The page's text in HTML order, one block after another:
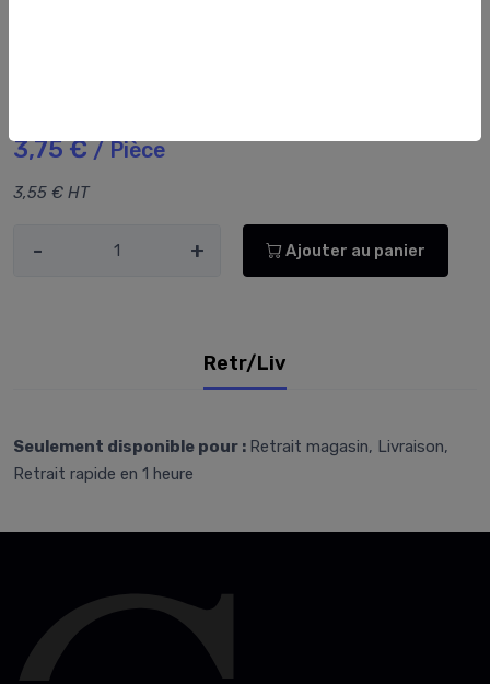
3,75 €/ Pièce
3,55 € HT
- + Ajouter au panier
Retr/Liv
Seulement disponible pour : Retrait magasin, Livraison,
Retrait rapide en 1 heure